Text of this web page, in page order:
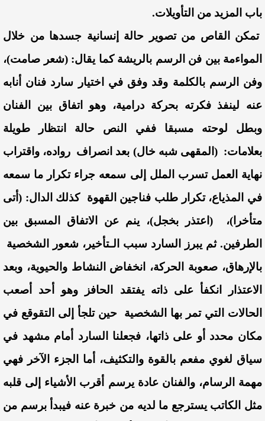
باب المزيد من التأويلات.
تمكن القاص من تصوير حالة إنسانية جسدها من خلال
المواءمة بين فن الرسم بالريشة كما يقال: (شعر صامت)،
وفن الرسم بالكلمة وقد وفق في اختيار سارد فنان أنابه
عنه لينفذ فكرته بحركة درامية، وهو اتفاق بين الفنان
وبطل لوحته مسبقا ففي النص حالة انتظار طويلة
بعلامات: (المقهى شبه خال) بعد انصراف رواده، واقتراب
نهاية العمل تسرب الملل إلى سمعه جراء تكرار ما سمعه
في المذياع، تكرار طلب فناجين القهوة كذلك الدال: (أتى
متأخرا)، (اعتذر بخجل)، ينم عن الاتفاق المسبق بين
الطرفين. ثم يبرز السارد سبب الـتأخير، شعور الشخصية
بالإرهاق، صعوبة الحركة، انخفاض النشاط والحيوية، وبعد
الاعتذار انكفأ على ذاته يفتقد الحافز وهو أحد أصعب
الحالات التي تمر بها الشخصية حين تلجأ إلى التقوقع في
مكان محدد أو على ذاتها، فجعلنا السارد أمام مشهد في
سياق لغوي مفعم بالقوة والتكثيف، أما الجزء الآخر فهي
مهمة الرسام، والفنان عادة يرسم أقرب الأشياء إلى قلبه
مثل الكاتب يسترجع ما لديه من خبرة عنه فيبدأ برسم من